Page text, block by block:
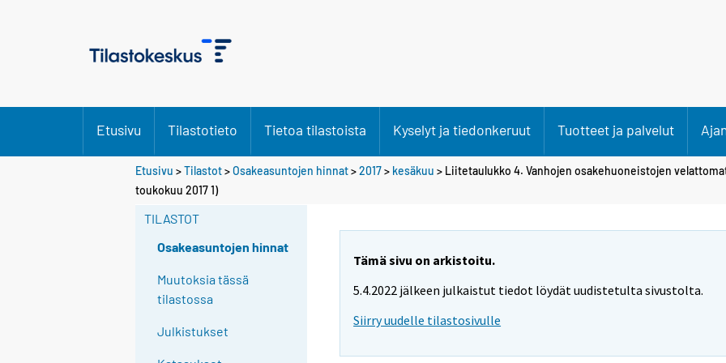
Etusivu Tilastotieto Tietoa tilastoista Kyselyt ja tiedonkeruut Tuotteet ja palvelut
Etusivu >Tilastot>Osakeasuntojen hinnat>2017> kesäkuu > Liitetaulukko 4. Vanhojen osakehuoneistojen
toukokuu 2017 1)
TILASTOT
Osakeasuntojen hinnat
Muutoksia tässä
tilastossa
Julkistukset
Tämä sivu on arkistoitu.
5.4.2022 jälkeen julkaistut tiedot löydät uudistetulta sivustolta.
Siirry uudelle tilastosivulle